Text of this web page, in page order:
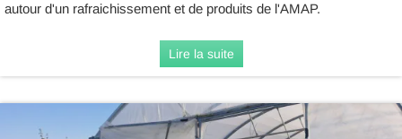
autour d'un rafraichissement et de produits de l'AMAP.
Lire la suite